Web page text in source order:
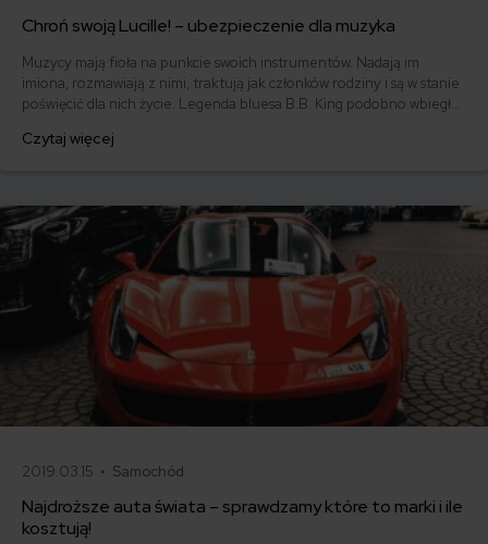
Chroń swoją Lucille! – ubezpieczenie dla muzyka
Muzycy mają fioła na punkcie swoich instrumentów. Nadają im
imiona, rozmawiają z nimi, traktują jak członków rodziny i są w stanie
poświęcić dla nich życie. Legenda bluesa B.B. King podobno wbiegł
Gibson, której później nadał imię Lucille – na cześć kobiety, o którą
Czytaj więcej
2019.03.15 • Samochód
Najdroższe auta świata – sprawdzamy które to marki i ile
kosztują!